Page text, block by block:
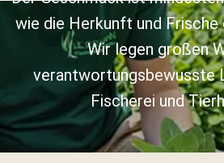
wie die Herkunft und
Wir legen großen
verantwortungsbewusste
Fischerei und